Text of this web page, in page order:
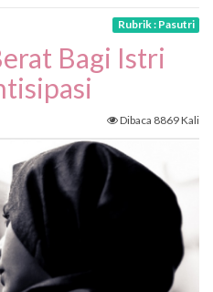
Rubrik : Pasutri
Bagi Istri
Dibaca 8869 Kali